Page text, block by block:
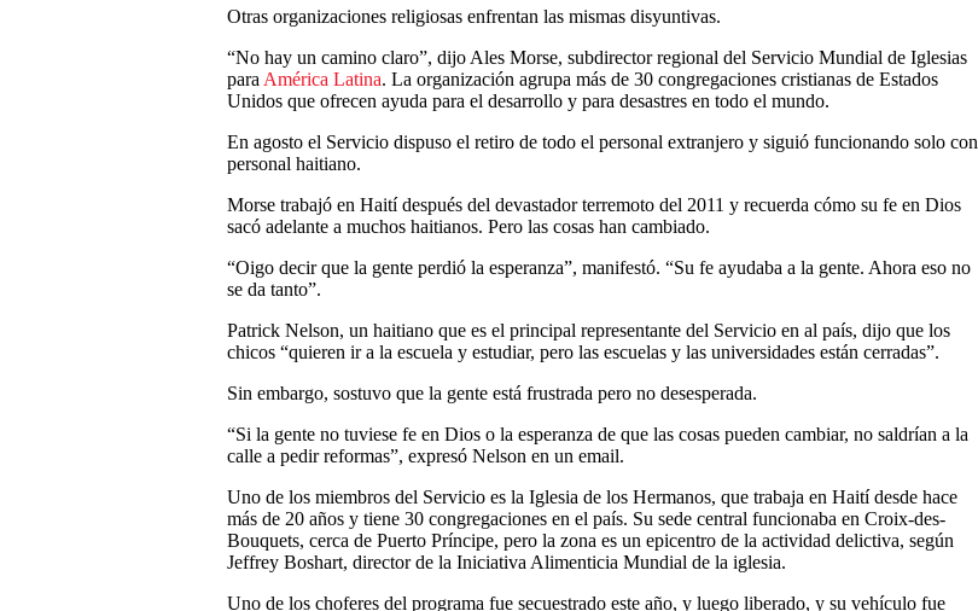
Otras organizaciones religiosas enfrentan las mismas disyuntivas.
“No hay un camino claro”, dijo Ales Morse, subdirector regional del Servicio Mundial de Iglesias
para América Latina. La organización agrupa más de 30 congregaciones cristianas de Estados
Unidos que ofrecen ayuda para el desarrollo y para desastres en todo el mundo.
En agosto el Servicio dispuso el retiro de todo el personal extranjero y siguió funcionando solo con
personal haitiano.
Morse trabajó en Haití después del devastador terremoto del 2011 y recuerda cómo su fe en Dios
sacó adelante a muchos haitianos. Pero las cosas han cambiado.
“Oigo decir que la gente perdió la esperanza”, manifestó. “Su fe ayudaba a la gente. Ahora eso no
se da tanto”.
Patrick Nelson, un haitiano que es el principal representante del Servicio en al país, dijo que los
chicos “quieren ir a la escuela y estudiar, pero las escuelas y las universidades están cerradas”.
Sin embargo, sostuvo que la gente está frustrada pero no desesperada.
“Si la gente no tuviese fe en Dios o la esperanza de que las cosas pueden cambiar, no saldrían a la
calle a pedir reformas”, expresó Nelson en un email.
Uno de los miembros del Servicio es la Iglesia de los Hermanos, que trabaja en Haití desde hace
más de 20 años y tiene 30 congregaciones en el país. Su sede central funcionaba en Croix-des-
Bouquets, cerca de Puerto Príncipe, pero la zona es un epicentro de la actividad delictiva, según
Jeffrey Boshart, director de la Iniciativa Alimenticia Mundial de la iglesia.
Uno de los choferes del programa fue secuestrado este año, y luego liberado, y su vehículo fue